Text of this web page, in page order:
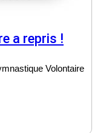
a repris !
Volontaire